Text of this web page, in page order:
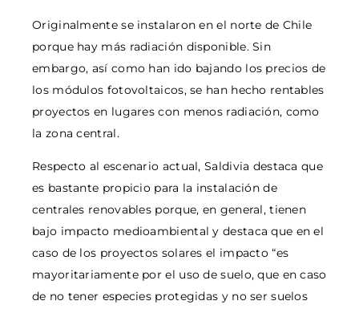
Originalmente se instalaron en el norte de Chile
porque hay más radiación disponible. Sin
embargo, así como han ido bajando los precios de
los módulos fotovoltaicos, se han hecho rentables
proyectos en lugares con menos radiación, como
la zona central.
Respecto al escenario actual, Saldivia destaca que
es bastante propicio para la instalación de
centrales renovables porque, en general, tienen
bajo impacto medioambiental y destaca que en el
caso de los proyectos solares el impacto “es
mayoritariamente por el uso de suelo, que en caso
de no tener especies protegidas y no ser suelos